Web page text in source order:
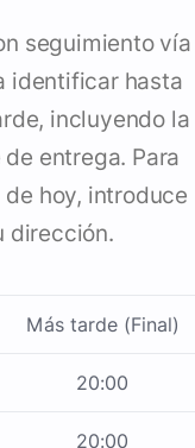
seguimiento vía
identificar hasta
incluyendo la
entrega. Para
hoy, introduce
dirección.
Más tarde (Final)
20:00
20:00